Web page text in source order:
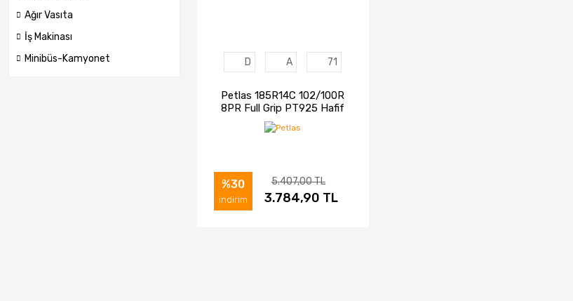
Ağır Vasıta
İş Makinası
Minibüs-Kamyonet
D A 71
Petlas 185R14C 102/100R
8PR Full Grip PT925 Hafif
Ticari Kış Lastiği (2023)
%30
indirim
5.407,00 TL
3.784,90 TL
İNCELE SATIN AL